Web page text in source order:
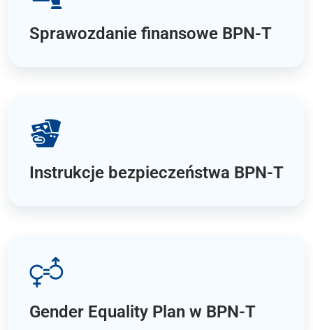
Sprawozdanie finansowe BPN‑T
Instrukcje bezpieczeństwa BPN‑T
Gender Equality Plan w BPN‑T